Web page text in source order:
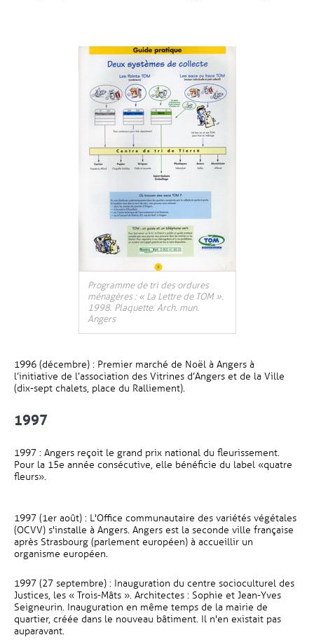
Programme de tri des ordures
ménagères : « La Lettre de TOM ».
1998. Plaquette. Arch. mun.
Angers
1996 (décembre) : Premier marché de Noël à Angers à
l’initiative de l’association des Vitrines d’Angers et de la Ville
(dix-sept chalets, place du Ralliement).
1997
1997 : Angers reçoit le grand prix national du fleurissement.
Pour la 15e année consécutive, elle bénéficie du label «quatre
fleurs».
1997 (1er août) : L'Office communautaire des variétés végétales
(OCVV) s'installe à Angers. Angers est la seconde ville française
après Strasbourg (parlement européen) à accueillir un
organisme européen.
1997 (27 septembre) : Inauguration du centre socioculturel des
Justices, les « Trois-Mâts ». Architectes : Sophie et Jean-Yves
Seigneurin. Inauguration en même temps de la mairie de
quartier, créée dans le nouveau bâtiment. Il n'en existait pas
auparavant.